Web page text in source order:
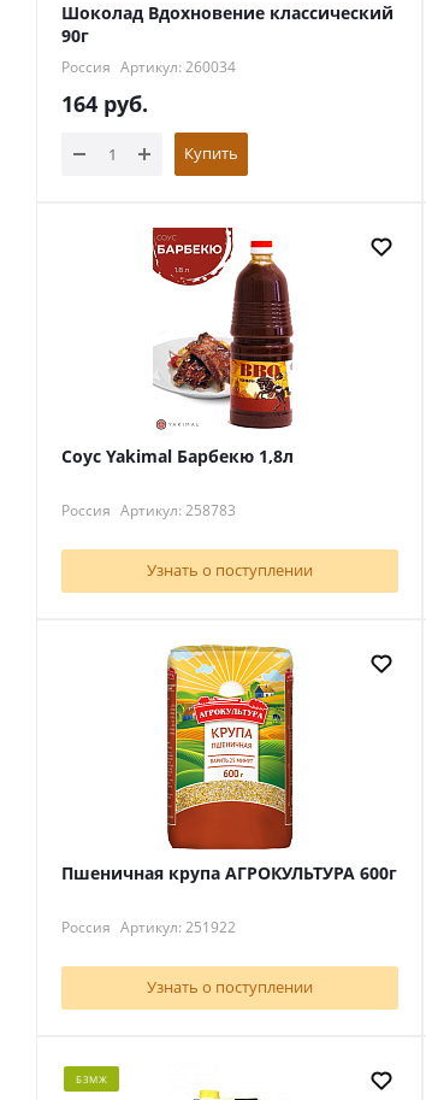
Шоколад Вдохновение классический
90г
Россия Артикул: 260034
164 руб.
Купить
Соус Yakimal Барбекю 1,8л
Россия Артикул: 258783
Узнать о поступлении
Пшеничная крупа АГРОКУЛЬТУРА 600г
Россия Артикул: 251922
Узнать о поступлении
БЗМЖ